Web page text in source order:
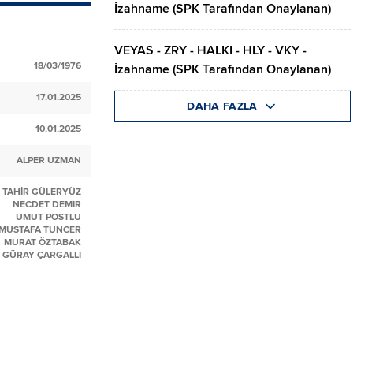
18/03/1976
17.01.2025
10.01.2025
ALPER UZMAN
GÜLERYÜZ
NECDET DEMİR
UMUT POSTLU
TUNCER
MURAT ÖZTABAK
GÜRAY ÇARGALLI
İzahname (SPK Tarafından Onaylanan)
VEYAS - ZRY - HALKI - HLY - VKY -
İzahname (SPK Tarafından Onaylanan)
DAHA FAZLA